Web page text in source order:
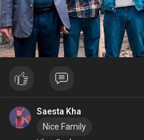
Saesta Kha
Nice Family